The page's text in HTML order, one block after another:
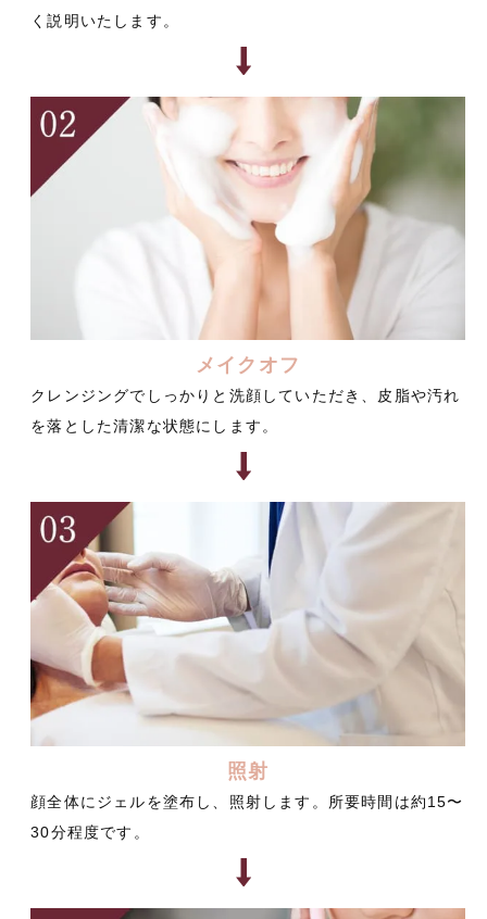
く説明いたします。
メイクオフ
クレンジングでしっかりと洗顔していただき、皮脂や汚れ
を落とした清潔な状態にします。
照射
顔全体にジェルを塗布し、照射します。所要時間は約15〜
30分程度です。